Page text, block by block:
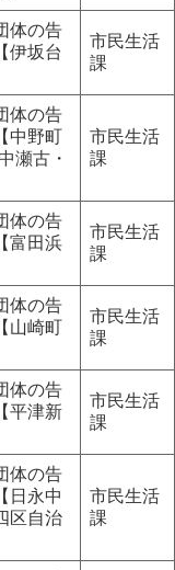
体の告
伊坂台
市民生活
課
体の告
中野町
瀬古・
市民生活
課
体の告
富田浜
市民生活
課
体の告
山崎町
市民生活
課
体の告
平津新
市民生活
課
体の告
日永中
区自治
市民生活
課